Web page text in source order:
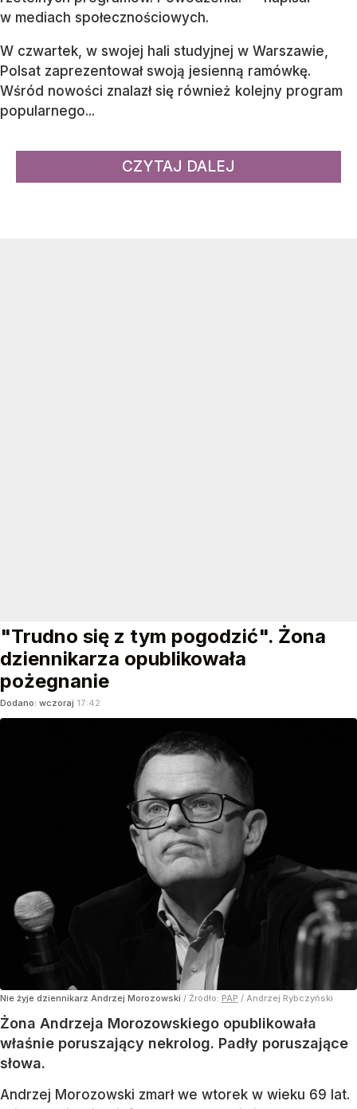
w mediach społecznościowych.
W czwartek, w swojej hali studyjnej w Warszawie,
Polsat zaprezentował swoją jesienną ramówkę.
Wśród nowości znalazł się również kolejny program
popularnego...
CZYTAJ DALEJ
"Trudno się z tym pogodzić". Żona
dziennikarza opublikowała
pożegnanie
Dodano: wczoraj 17:42
Nie żyje dziennikarz Andrzej Morozowski / Źródło: PAP / Andrzej Rybczyński
Żona Andrzeja Morozowskiego opublikowała
właśnie poruszający nekrolog. Padły poruszające
słowa.
Andrzej Morozowski zmarł we wtorek w wieku 69 lat.